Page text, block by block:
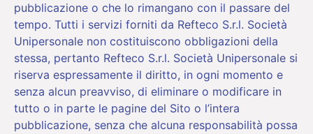
pubblicazione o che lo rimangano con il passare del
tempo. Tutti i servizi forniti da Refteco S.r.l. Società
Unipersonale non costituiscono obbligazioni della
stessa, pertanto Refteco S.r.l. Società Unipersonale si
riserva espressamente il diritto, in ogni momento e
senza alcun preavviso, di eliminare o modificare in
tutto o in parte le pagine del Sito o l’intera
pubblicazione, senza che alcuna responsabilità possa